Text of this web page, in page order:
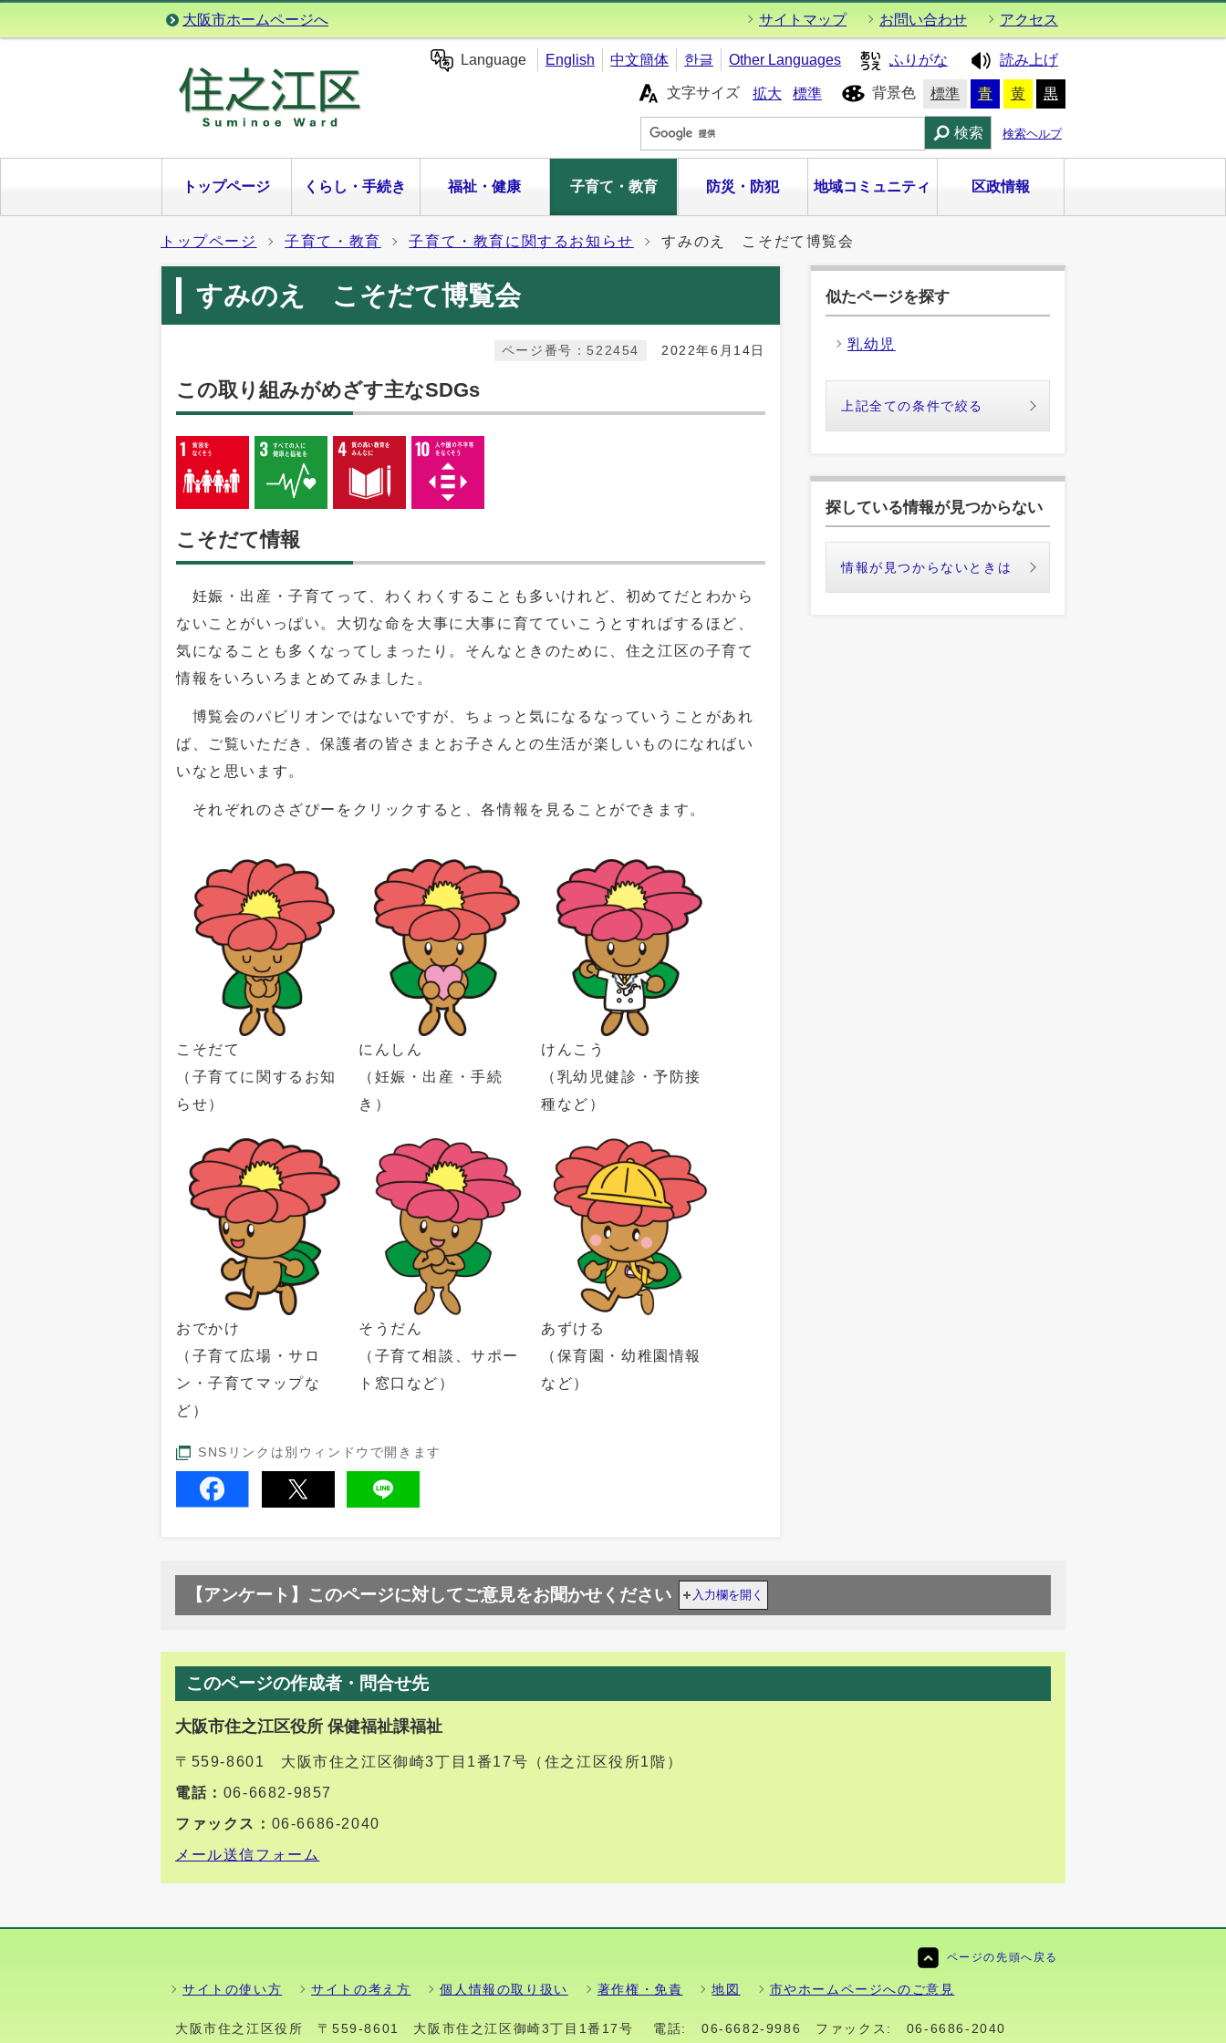
大阪市ホームページへ サイトマップ お問い合わせ アクセス
Language English 中文簡体 한글 Other Languages ふりがな 読み上げ
文字サイズ 拡大 標準 背景色 標準 青 黄 黒
検索 検索ヘルプ
トップページ くらし・手続き 福祉・健康 子育て・教育 防災・防犯 地域コミュニティ 区政情報
トップページ 子育て・教育 子育て・教育に関するお知らせ すみのえ こそだて博覧会
すみのえ こそだて博覧会
2022年6月14日
ページ番号：522454
この取り組みがめざす主なSDGs
こそだて情報
妊娠・出産・子育てって、わくわくすることも多いけれど、初めてだとわから
ないことがいっぱい。大切な命を大事に大事に育てていこうとすればするほど、
気になることも多くなってしまったり。そんなときのために、住之江区の子育て
情報をいろいろまとめてみました。
博覧会のパビリオンではないですが、ちょっと気になるなっていうことがあれ
ば、ご覧いただき、保護者の皆さまとお子さんとの生活が楽しいものになればい
いなと思います。
それぞれのさざぴーをクリックすると、各情報を見ることができます。
こそだて
（子育てに関するお知
らせ）
にんしん
（妊娠・出産・手続
き）
けんこう
（乳幼児健診・予防接
種など）
おでかけ
（子育て広場・サロ
ン・子育てマップな
ど）
そうだん
（子育て相談、サポー
ト窓口など）
あずける
（保育園・幼稚園情報
など）
SNSリンクは別ウィンドウで開きます
似たページを探す
乳幼児
上記全ての条件で絞る
探している情報が見つからない
情報が見つからないときは
【アンケート】このページに対してご意見をお聞かせください 入力欄を開く
このページの作成者・問合せ先
大阪市住之江区役所 保健福祉課福祉
〒559-8601 大阪市住之江区御崎3丁目1番17号（住之江区役所1階）
電話： 06-6682-9857
ファックス： 06-6686-2040
メール送信フォーム
ページの先頭へ戻る
サイトの使い方 サイトの考え方 個人情報の取り扱い 著作権・免責 地図 市やホームページへのご意見
大阪市住之江区役所 〒559-8601 大阪市住之江区御崎3丁目1番17号 電話: 06-6682-9986 ファックス: 06-6686-2040